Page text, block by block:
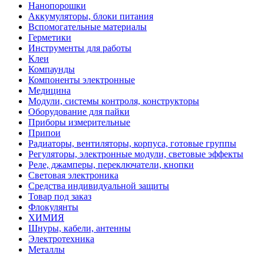
Нанопорошки
Аккумуляторы, блоки питания
Вспомогательные материалы
Герметики
Инструменты для работы
Клеи
Компаунды
Компоненты электронные
Медицина
Модули, системы контроля, конструкторы
Оборудование для пайки
Приборы измерительные
Припои
Радиаторы, вентиляторы, корпуса, готовые группы
Регуляторы, электронные модули, световые эффекты
Реле, джамперы, переключатели, кнопки
Световая электроника
Средства индивидуальной защиты
Товар под заказ
Флокулянты
ХИМИЯ
Шнуры, кабели, антенны
Электротехника
Металлы